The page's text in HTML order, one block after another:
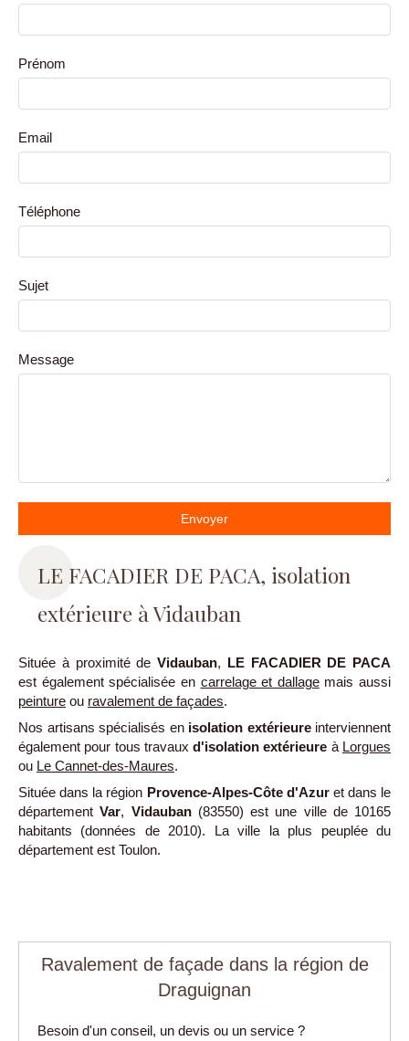
Prénom
Email
Téléphone
Sujet
Message
Envoyer
LE FACADIER DE PACA, isolation
extérieure à Vidauban
Située à proximité de Vidauban, LE FACADIER DE PACA
est également spécialisée en carrelage et dallagemais aussi
peinture ou ravalement de façades.
Nos artisans spécialisés en isolation extérieureinterviennent
également pour tous travaux d'isolation extérieure à Lorgues
ou Le Cannet-des-Maures.
Située dans la région Provence-Alpes-Côte d'Azuret dans le
départementVar, Vidauban(83550) est une ville de 10165
habitants (données de 2010). La ville la plus peuplée du
département est Toulon.
Ravalement de façade dans la région de
Draguignan
Besoin d'un conseil, un devis ou un service ?